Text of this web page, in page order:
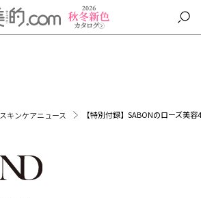
スキンケアニュース 【特別付録】SABONのローズ美